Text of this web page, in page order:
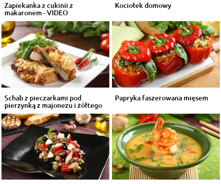
Zapiekanka z cukinii z
makaronem - VIDEO
Kociołek domowy
Schab z pieczarkami pod
pierzynką z majonezu i żółtego
sera
Papryka faszerowana mięsem